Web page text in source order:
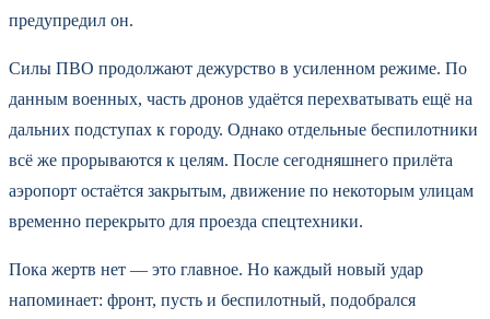
предупредил он.
Силы ПВО продолжают дежурство в усиленном режиме. По
данным военных, часть дронов удаётся перехватывать ещё на
дальних подступах к городу. Однако отдельные беспилотники
всё же прорываются к целям. После сегодняшнего прилёта
аэропорт остаётся закрытым, движение по некоторым улицам
временно перекрыто для проезда спецтехники.
Пока жертв нет — это главное. Но каждый новый удар
напоминает: фронт, пусть и беспилотный, подобрался